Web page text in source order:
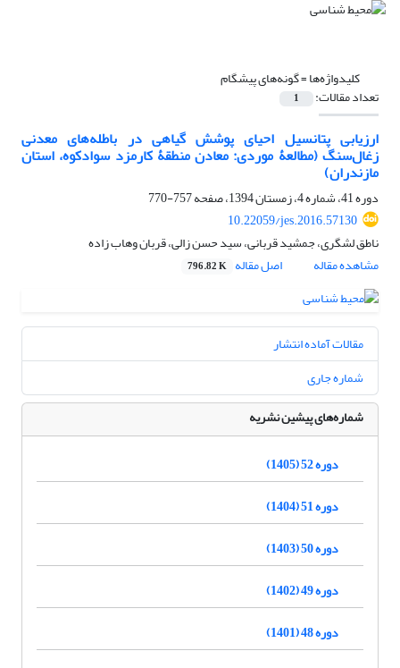
کلیدواژه‌ها =گونه‌‌های پیشگام
تعداد مقالات: 1
ارزیابی پتانسیل احیای پوشش گیاهی در باطله‌های معدنی
زغال‌سنگ (مطالعۀ موردی: معادن منطقۀ کارمزد سوادکوه، استان
مازندران)
دوره 41، شماره 4، زمستان 1394، صفحه
757-770
10.22059/jes.2016.57130
ناطق لشگری، جمشید قربانی، سید حسن زالی، قربان وهاب زاده
مشاهده مقاله
اصل مقاله 796.82 K
مقالات آماده انتشار
شماره جاری
شماره‌های پیشین نشریه
دوره 52 (1405)
دوره 51 (1404)
دوره 50 (1403)
دوره 49 (1402)
دوره 48 (1401)